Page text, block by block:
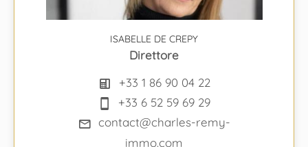
ISABELLE DE CREPY
Direttore
+33 1 86 90 04 22
+33 6 52 59 69 29
contact@charles-remy-
immo.com